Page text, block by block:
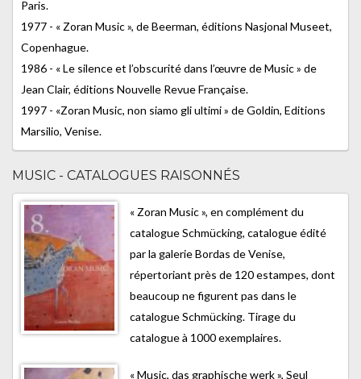
Paris.
1977 - « Zoran Music », de Beerman, éditions Nasjonal Museet,
Copenhague.
1986 - « Le silence et l’obscurité dans l’œuvre de Music » de
Jean Clair, éditions Nouvelle Revue Française.
1997 - «Zoran Music, non siamo gli ultimi » de Goldin, Editions
Marsilio, Venise.
MUSIC - CATALOGUES RAISONNÉS
« Zoran Music », en complément du
catalogue Schmücking, catalogue édité
par la galerie Bordas de Venise,
répertoriant près de 120 estampes, dont
beaucoup ne figurent pas dans le
catalogue Schmücking. Tirage du
catalogue à 1000 exemplaires.
« Music, das graphische werk », Seul